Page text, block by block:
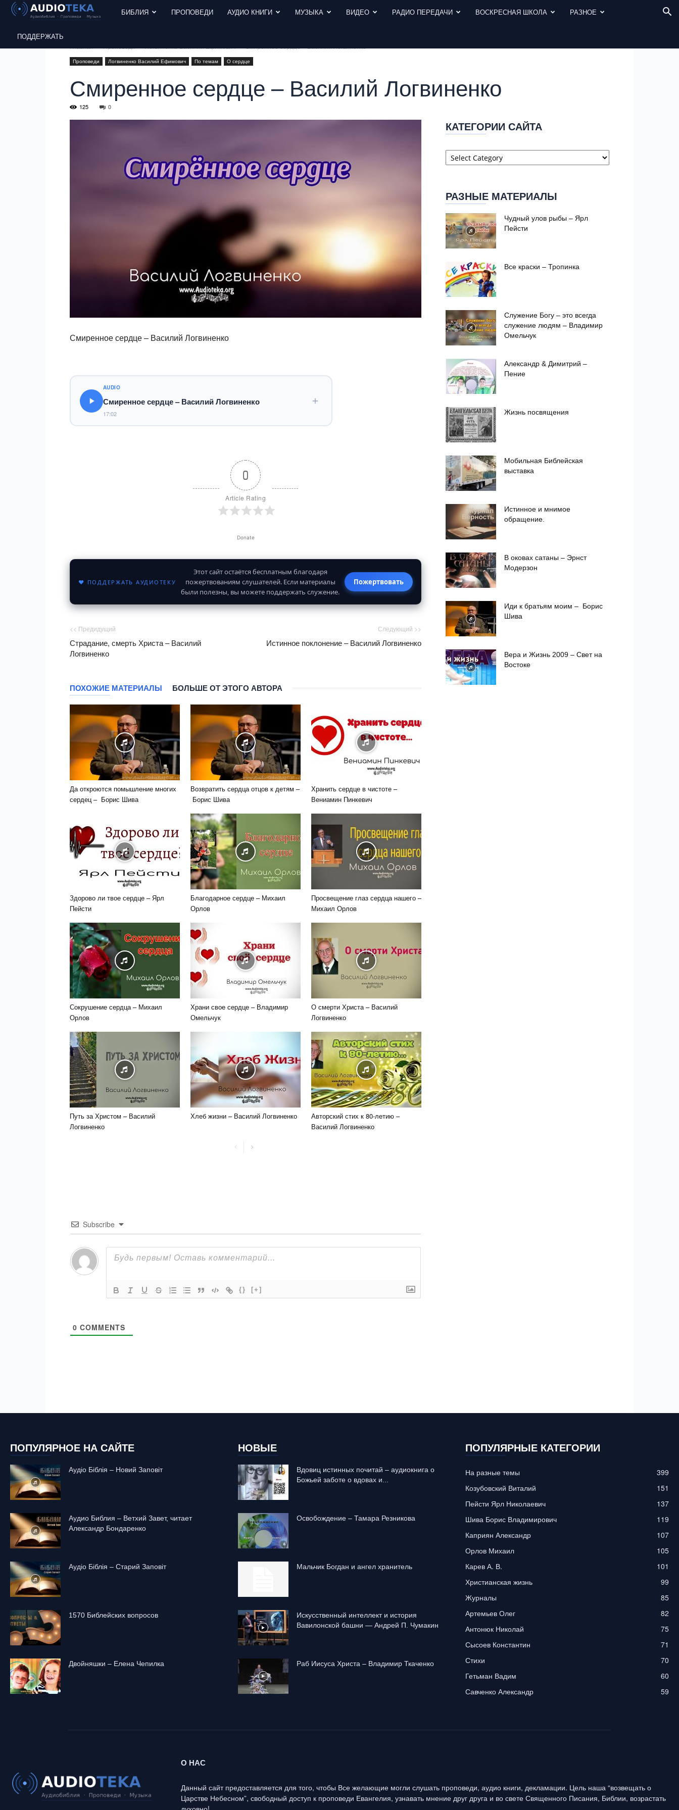
БИБЛИЯ ПРОПОВЕДИ АУДИО КНИГИ МУЗЫКА ВИДЕО РАДИО ПЕРЕДАЧИ ВОСКРЕСНАЯ ШКОЛА РАЗНОЕ
ПОДДЕРЖАТЬ
Проповеди Логвиненко Василий Ефимович По темам О сердце
Смиренное сердце – Василий Логвиненко
125 0
Смиренное сердце – Василий Логвиненко
AUDIO
Смиренное сердце – Василий Логвиненко
17:02
0
Article Rating
Donate
♥ ПОДДЕРЖАТЬ АУДИОТЕКУ
Этот сайт остаётся бесплатным благодаря
пожертвованиям слушателей. Если материалы
были полезны, вы можете поддержать служение.
Пожертвовать
<< Предидущий
Страдание, смерть Христа – Василий
Логвиненко
Следующий >>
Истинное поклонение – Василий Логвиненко
ПОХОЖИЕ МАТЕРИАЛЫ БОЛЬШЕ ОТ ЭТОГО АВТОРА
Да откроются помышление многих
сердец – Борис Шива
Возвратить сердца отцов к детям –
Борис Шива
Хранить сердце в чистоте –
Вениамин Пинкевич
Здорово ли твое сердце – Ярл
Пейсти
Благодарное сердце – Михаил
Орлов
Просвещение глаз сердца нашего –
Михаил Орлов
Сокрушение сердца – Михаил
Орлов
Храни свое сердце – Владимир
Омельчук
О смерти Христа – Василий
Логвиненко
Путь за Христом – Василий
Логвиненко
Хлеб жизни – Василий Логвиненко
Авторский стих к 80-летию –
Василий Логвиненко
Subscribe
{} [+]
0 COMMENTS
КАТЕГОРИИ САЙТА
Категории
сайта
РАЗНЫЕ МАТЕРИАЛЫ
Чудный улов рыбы – Ярл
Пейсти
Все краски – Тропинка
Служение Богу – это всегда
служение людям – Владимир
Омельчук
Александр & Димитрий –
Пение
Жизнь посвящения
Мобильная Библейская
выставка
Истинное и мнимое
обращение.
В оковах сатаны – Эрнст
Модерзон
Иди к братьям моим – Борис
Шива
Вера и Жизнь 2009 – Свет на
Востоке
ПОПУЛЯРНОЕ НА САЙТЕ
Аудіо Біблія – Новий Заповіт
Аудио Библия – Ветхий Завет, читает
Александр Бондаренко
Аудіо Біблія – Старий Заповіт
1570 Библейских вопросов
Двойняшки – Елена Чепилка
НОВЫЕ
Вдовиц истинных почитай – аудиокнига о
Божьей заботе о вдовах и...
Освобождение – Тамара Резникова
Mальчик Богдан и ангел хранитель
Искусственный интеллект и история
Вавилонской башни — Андрей П. Чумакин
Раб Иисуса Христа – Владимир Ткаченко
ПОПУЛЯРНЫЕ КАТЕГОРИИ
На разные темы
399
Козубовский Виталий
151
Пейсти Ярл Николаевич
137
Шива Борис Владимирович
119
Каприян Александр
107
Орлов Михаил
105
Карев А. В.
101
Христианская жизнь
99
Журналы
85
Артемьев Олег
82
Антонюк Николай
75
Сысоев Константин
71
Стихи
70
Гетьман Вадим
60
Савченко Александр
59
О НАС
Данный сайт предоставляется для того, чтобы Все желающие могли слушать проповеди, аудио книги, декламации. Цель наша “возвещать о
Царстве Небесном”, свободный доступ к проповеди Евангелия, узнавать мнение друг друга и во свете Священного Писания, Библии, возрастать